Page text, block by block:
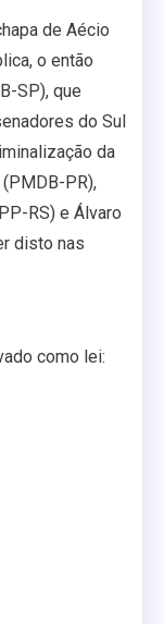
de Aécio
o então
SP), que
do Sul
da
PR),
RS) e Álvaro
disto nas
como lei: